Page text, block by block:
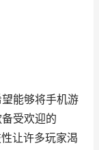
能够将手机游
受欢迎的
让许多玩家渴